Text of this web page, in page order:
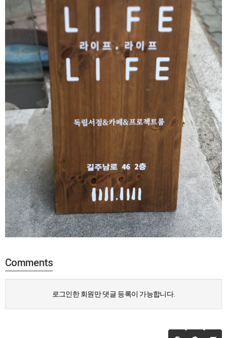
Comments
로그인한 회원만 댓글 등록이 가능합니다.